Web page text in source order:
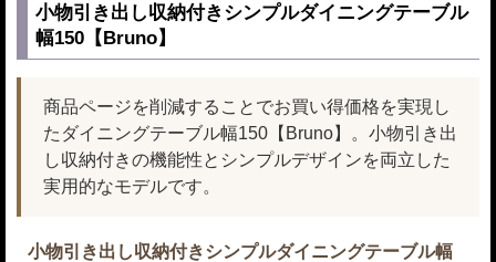
小物引き出し収納付きシンプルダイニングテーブル
幅150【Bruno】
商品ページを削減することでお買い得価格を実現し
たダイニングテーブル幅150【Bruno】。小物引き出
し収納付きの機能性とシンプルデザインを両立した
実用的なモデルです。
小物引き出し収納付きシンプルダイニングテーブル幅